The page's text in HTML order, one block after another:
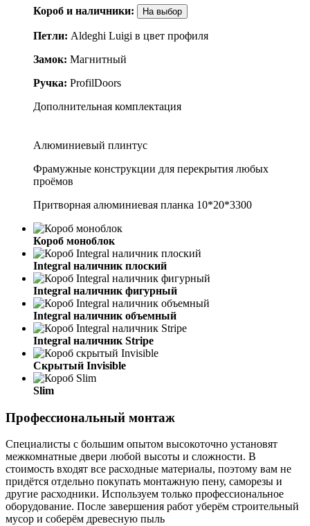
Короб и наличники: На выбор
Петли: Aldeghi Luigi в цвет профиля
Замок: Магнитный
Ручка: ProfilDoors
Дополнительная комплектация
Алюминиевый плинтус
Фрамужные конструкции для перекрытия любых
проёмов
Притворная алюминиевая планка 10*20*3300
Короб моноблок
Integral наличник плоский
Integral наличник фигурный
Integral наличник объемный
Integral наличник Stripe
Скрытый Invisible
Slim
Профессиональный монтаж
Специалисты с большим опытом высокоточно установят
межкомнатные двери любой высоты и сложности. В
стоимость входят все расходные материалы, поэтому вам не
придётся отдельно покупать монтажную пену, саморезы и
другие расходники. Используем только профессиональное
оборудование. После завершения работ уберём строительный
мусор и соберём древесную пыль